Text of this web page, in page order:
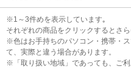
※1～3件めを表示しています｡
それぞれの商品をクリックするとさ
※色はお手持ちのパソコン・携帯・
て、実際と違う場合があります。
※「取り扱い地域」であっても、ご